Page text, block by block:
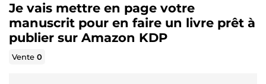
Je vais mettre en page votre
manuscrit pour en faire un livre prêt à
publier sur Amazon KDP
Vente0